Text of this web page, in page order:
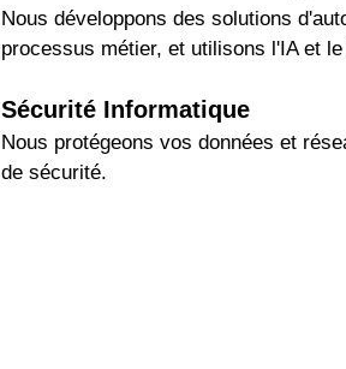
Nous développons des solutions
processus métier, et utilisons l'IA et
Sécurité Informatique
Nous protégeons vos données et
de sécurité.